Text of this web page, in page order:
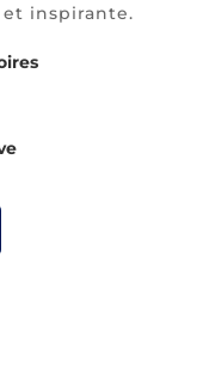
inspirante.